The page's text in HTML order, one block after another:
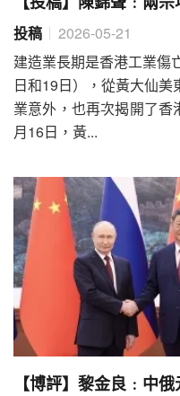
投稿
2026-05-21
建造業長期是香港工業傷
日和19日），從黃大仙
業意外，也再次揭開了
月16日，黃...
【博評】黎金良﹕中